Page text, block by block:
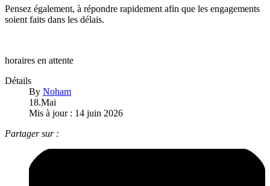
Pensez également, à répondre rapidement afin que les engagements
soient faits dans les délais.
horaires en attente
Détails
By Noham
18.Mai
Mis à jour : 14 juin 2026
Partager sur :